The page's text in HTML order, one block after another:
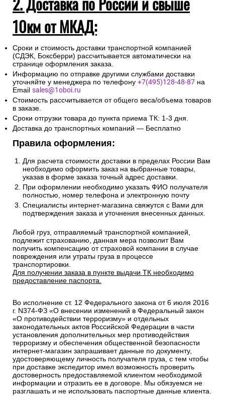
10км от МКАД:
Сроки и стоимость доставки транспортной компанией
(СДЭК, Боксберри) рассчитывается автоматически на
странице оформления заказа.
Информацию по отправке другими службами доставки
уточняйте у менеджера по телефону +7(495)128-48-87 на
Email sales@1oboi.ru
Стоимость рассчитывается от общего веса/объема товаров
в заказе.
Сроки отгрузки товара до пункта приема ТК: 1-3 дня.
Доставка до транспортных компаний — Бесплатно
Правила оформления:
Для расчета стоимости доставки в пределах России Вам
необходимо оформить заказ на выбранные товары,
указав в форме заказа точный адрес доставки.
При оформлении необходимо указать ФИО получателя
полностью, номер телефона и электронную почту
Специалисты интернет-магазина свяжутся с Вами для
подтверждения заказа и уточнения внесенных данных.
Любой груз, отправляемый транспортной компанией,
подлежит страхованию, данная мера позволит Вам
получить компенсацию от страховой компании в случае
повреждения или утраты груза в процессе
транспортировки.
Для получении заказа в пункте выдачи ТК необходимо
предоставление паспорта.
Во исполнение ст. 12 Федерального закона от 6 июля 2016
г. N374-ФЗ «О внесении изменений в Федеральный закон
«О противодействии терроризму» и отдельных
законодательных актов Российской Федерации в части
установления дополнительных мер противодействия
терроризму и обеспечения общественной безопасности
интернет-магазин запрашивает данные по документу,
удостоверяющему личность получателя груза, с тем чтобы
при доставке экспедитор имел возможность проверить
достоверность предоставляемой клиентом необходимой
информации и отразить ее в договоре. Мы обязуемся не
разглашать и не использовать паспортные данные клиента.